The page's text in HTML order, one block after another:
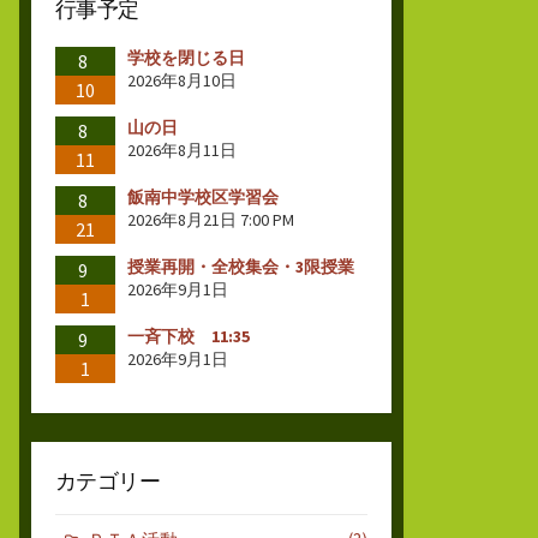
行事予定
8
10
学校を閉じる日
2026年8月10日
8
11
山の日
2026年8月11日
8
21
飯南中学校区学習会
2026年8月21日 7:00 PM
9
1
授業再開・全校集会・3限授業
2026年9月1日
9
1
一斉下校 11:35
2026年9月1日
カテゴリー